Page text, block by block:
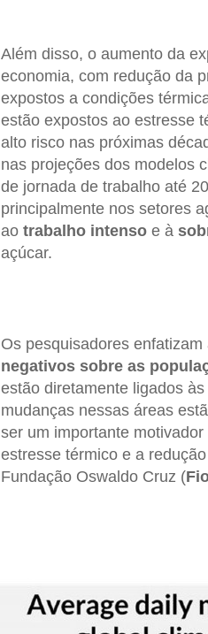
Além disso, o aumento da
economia, com redução da
expostos a condições
estão expostos ao estresse
alto risco nas próximas
nas projeções dos modelos
de jornada de trabalho até
principalmente nos setores
ao trabalho intensoe à
açúcar.
Os pesquisadores
negativos sobre as
estão diretamente ligados
mudanças nessas áreas
ser um importante
estresse térmico e a
Fundação Oswaldo Cruz (